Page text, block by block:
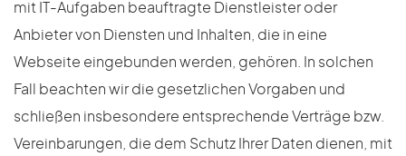
mit IT-Aufgaben beauftragte Dienstleister oder
Anbieter von Diensten und Inhalten, die in eine
Webseite eingebunden werden, gehören. In solchen
Fall beachten wir die gesetzlichen Vorgaben und
schließen insbesondere entsprechende Verträge bzw.
Vereinbarungen, die dem Schutz Ihrer Daten dienen, mit